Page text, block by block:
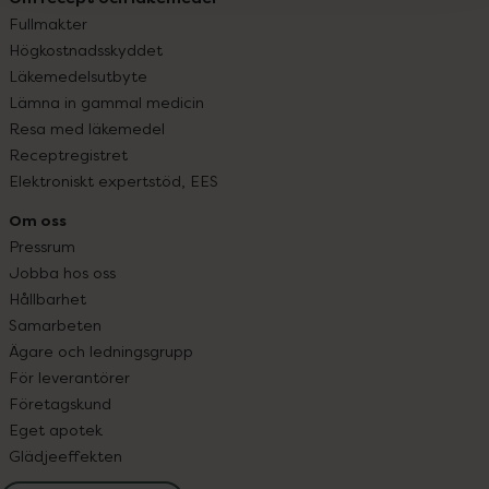
Fullmakter
Högkostnadsskyddet
Läkemedelsutbyte
Lämna in gammal medicin
Resa med läkemedel
Receptregistret
Elektroniskt expertstöd, EES
Om oss
Pressrum
Jobba hos oss
Hållbarhet
Samarbeten
Ägare och ledningsgrupp
För leverantörer
Företagskund
Eget apotek
Glädjeeffekten